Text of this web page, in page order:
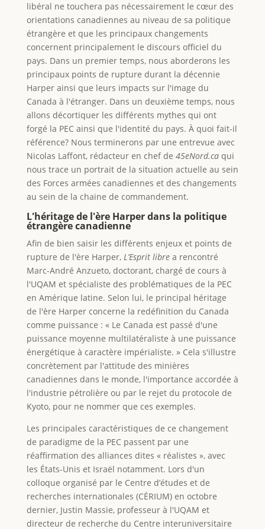
libéral ne touchera pas nécessairement le cœur des
orientations canadiennes au niveau de sa politique
étrangère et que les principaux changements
concernent principalement le discours officiel du
pays. Dans un premier temps, nous aborderons les
principaux points de rupture durant la décennie
Harper ainsi que leurs impacts sur l'image du
Canada à l'étranger. Dans un deuxième temps, nous
allons décortiquer les différents mythes qui ont
forgé la PEC ainsi que l'identité du pays. À quoi fait-il
référence? Nous terminerons par une entrevue avec
Nicolas Laffont, rédacteur en chef de 45eNord.caqui
nous trace un portrait de la situation actuelle au sein
des Forces armées canadiennes et des changements
au sein de la chaine de commandement.
L'héritage de l'ère Harper dans la politique
étrangère canadienne
Afin de bien saisir les différents enjeux et points de
rupture de l'ère Harper, L’Esprit librea rencontré
Marc-André Anzueto, doctorant, chargé de cours à
l'UQAM et spécialiste des problématiques de la PEC
en Amérique latine. Selon lui, le principal héritage
de l'ère Harper concerne la redéfinition du Canada
comme puissance : « Le Canada est passé d'une
puissance moyenne multilatéraliste à une puissance
énergétique à caractère impérialiste. » Cela s'illustre
concrètement par l'attitude des minières
canadiennes dans le monde, l'importance accordée à
l'industrie pétrolière ou par le rejet du protocole de
Kyoto, pour ne nommer que ces exemples.
Les principales caractéristiques de ce changement
de paradigme de la PEC passent par une
réaffirmation des alliances dites « réalistes », avec
les États-Unis et Israël notamment. Lors d'un
colloque organisé par le Centre d’études et de
recherches internationales (CÉRIUM) en octobre
dernier, Justin Massie, professeur à l'UQAM et
directeur de recherche du Centre interuniversitaire